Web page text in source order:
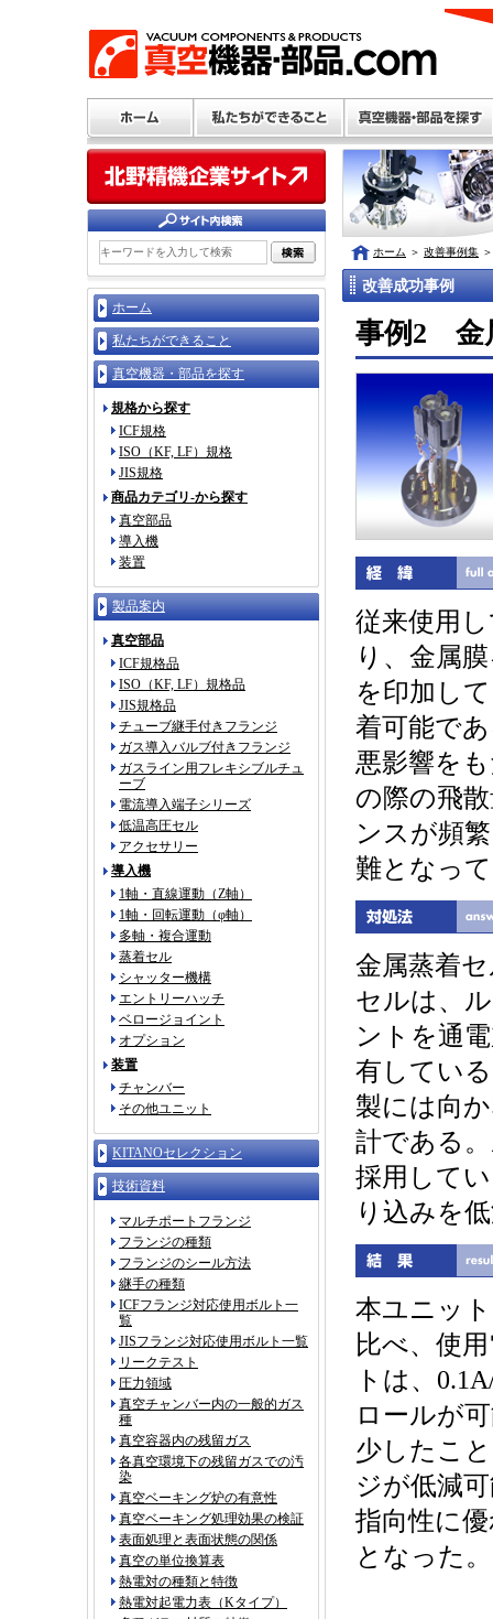
ホーム
私たちができること
真空機器・部品を探す
規格から探す
ICF規格
ISO（KF, LF）規格
JIS規格
商品カテゴリ-から探す
真空部品
導入機
装置
製品案内
真空部品
ICF規格品
ISO（KF, LF）規格品
JIS規格品
チューブ継手付きフランジ
ガス導入バルブ付きフランジ
ガスライン用フレキシブルチュ
ーブ
電流導入端子シリーズ
低温高圧セル
アクセサリー
導入機
1軸・直線運動（Z軸）
1軸・回転運動（φ軸）
多軸・複合運動
蒸着セル
シャッター機構
エントリーハッチ
ベロージョイント
オプション
装置
チャンバー
その他ユニット
KITANOセレクション
技術資料
マルチポートフランジ
フランジの種類
フランジのシール方法
継手の種類
ICFフランジ対応使用ボルト一
覧
JISフランジ対応使用ボルト一覧
リークテスト
圧力領域
真空チャンバー内の一般的ガス
種
真空容器内の残留ガス
各真空環境下の残留ガスでの汚
染
真空ベーキング炉の有意性
真空ベーキング処理効果の検証
表面処理と表面状態の関係
真空の単位換算表
熱電対の種類と特徴
熱電対起電力表（Kタイプ）
ホーム ＞ 改善事例集 ＞
改善成功事例
事例2 金
従来使用
り、金属
を印加し
着可能で
悪影響を
の際の飛
ンスが頻
難となっ
金属蒸着
セルは、
ントを通
有してい
製には向
計である
採用して
り込みを
本ユニッ
比べ、使
トは、
ロールが
少したこ
ジが低減
指向性に
となった。